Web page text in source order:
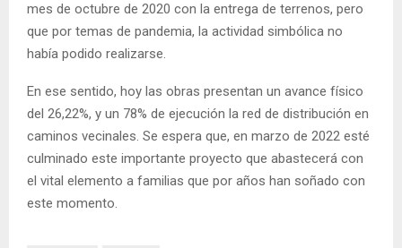
mes de octubre de 2020 con la entrega de terrenos, pero
que por temas de pandemia, la actividad simbólica no
había podido realizarse.
En ese sentido, hoy las obras presentan un avance físico
del 26,22%, y un 78% de ejecución la red de distribución en
caminos vecinales. Se espera que, en marzo de 2022 esté
culminado este importante proyecto que abastecerá con
el vital elemento a familias que por años han soñado con
este momento.